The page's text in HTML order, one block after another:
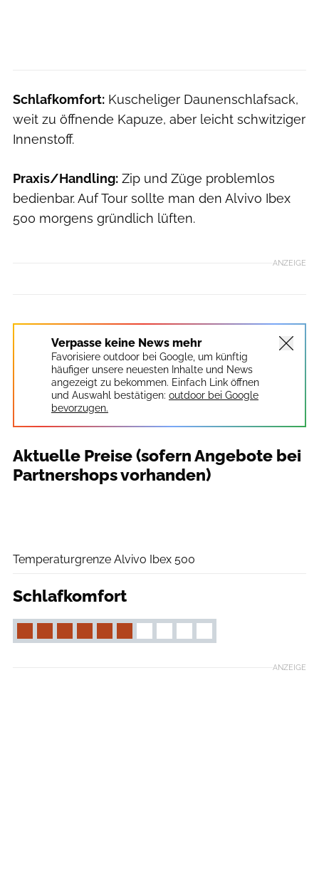
Schlafkomfort: Kuscheliger Daunenschlafsack,
weit zu öffnende Kapuze, aber leicht schwitziger
Innenstoff.
Praxis/Handling: Zip und Züge problemlos
bedienbar. Auf Tour sollte man den Alvivo Ibex
500 morgens gründlich lüften.
ANZEIGE
Verpasse keine News mehr
Favorisiere outdoor bei Google, um künftig
häufiger unsere neuesten Inhalte und News
angezeigt zu bekommen. Einfach Link öffnen
und Auswahl bestätigen: outdoor bei Google
bevorzugen.
Aktuelle Preise (sofern Angebote bei
Partnershops vorhanden)
Temperaturgrenze Alvivo Ibex 500
Schlafkomfort
ANZEIGE